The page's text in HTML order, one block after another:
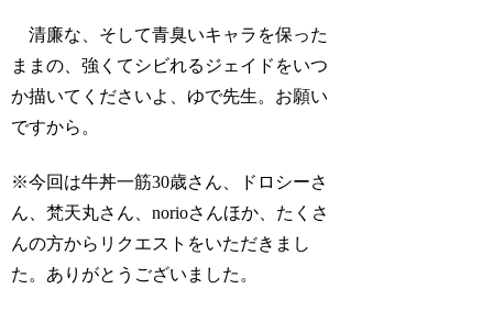
清廉な、そして青臭いキャラを保った
ままの、強くてシビれるジェイドをいつ
か描いてくださいよ、ゆで先生。お願い
ですから。
※今回は牛丼一筋30歳さん、ドロシーさ
ん、梵天丸さん、norioさんほか、たくさ
んの方からリクエストをいただきまし
た。ありがとうございました。